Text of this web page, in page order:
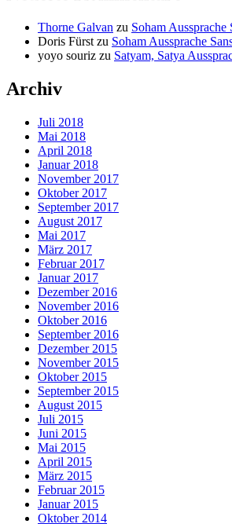
Thorne Galvan zu Soham Aussprache
Doris Fürst zu Soham Aussprache
yoyo souriz zu Satyam, Satya
Archiv
Juli 2018
Mai 2018
April 2018
Januar 2018
November 2017
Oktober 2017
September 2017
August 2017
Mai 2017
März 2017
Februar 2017
Januar 2017
Dezember 2016
November 2016
Oktober 2016
September 2016
Dezember 2015
November 2015
Oktober 2015
September 2015
August 2015
Juli 2015
Juni 2015
Mai 2015
April 2015
März 2015
Februar 2015
Januar 2015
Oktober 2014